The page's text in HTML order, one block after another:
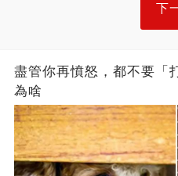
下
盡管你再憤怒，都不要「
為啥